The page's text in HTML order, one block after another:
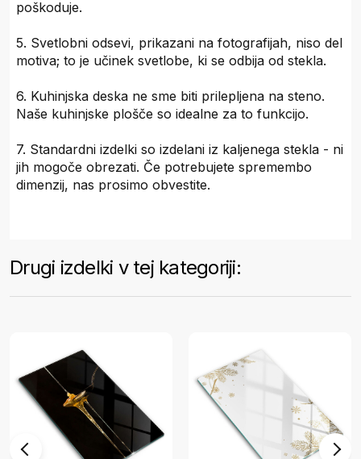
poškoduje.
5. Svetlobni odsevi, prikazani na fotografijah, niso del
motiva; to je učinek svetlobe, ki se odbija od stekla.
6. Kuhinjska deska ne sme biti prilepljena na steno.
Naše kuhinjske plošče so idealne za to funkcijo.
7. Standardni izdelki so izdelani iz kaljenega stekla - ni
jih mogoče obrezati. Če potrebujete spremembo
dimenzij, nas prosimo obvestite.
Drugi izdelki v tej kategoriji: